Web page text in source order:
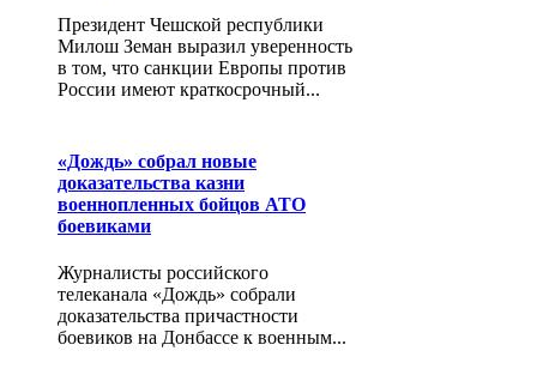
Президент Чешской республики
Милош Земан выразил уверенность
в том, что санкции Европы против
России имеют краткосрочный...
«Дождь» собрал новые
доказательства казни
военнопленных бойцов АТО
боевиками
Журналисты российского
телеканала «Дождь» собрали
доказательства причастности
боевиков на Донбассе к военным...